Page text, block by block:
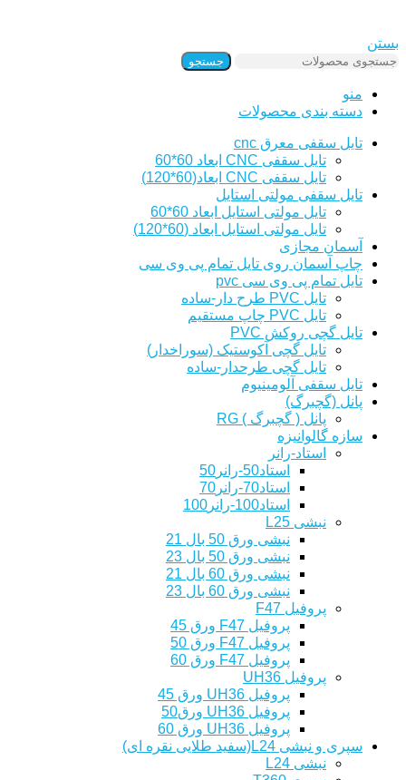
بستن
جستجو
منو
دسته بندی محصولات
تایل سقفی معرق cnc
تایل سقفی CNC ابعاد 60*60
تایل سقفی CNC ابعاد(60*120)
تایل سقفی مولتی استایل
تایل مولتی استایل ابعاد 60*60
تایل مولتی استایل ابعاد (60*120)
آسمان مجازی
چاپ آسمان روی تایل تمام پی وی سی
تایل تمام پی وی سی pvc
تایل PVC طرح دار-ساده
تایل PVC چاپ مستقیم
تایل گچی روکش PVC
تایل گچی آکوستیک (سوراخدار)
تایل گچی طرحدار-ساده
تایل سقفی آلومینیوم
پانل (گچبرگ)
پانل ( گچبرگ ) RG
سازه گالوانیزه
استاد-رانر
استاد50-رانر50
استاد70-رانر70
استاد100-رانر100
نبشی L25
نبشی ورق 50 بال 21
نبشی ورق 50 بال 23
نبشی ورق 60 بال 21
نبشی ورق 60 بال 23
پروفیل F47
پروفیل F47 ورق 45
پروفیل F47 ورق 50
پروفیل F47 ورق 60
پروفیل UH36
پروفیل UH36 ورق 45
پروفیل UH36 ورق50
پروفیل UH36 ورق 60
سپری و نبشی L24(سفید طلایی نقره ای)
نبشی L24